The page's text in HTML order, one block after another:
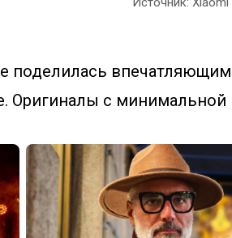
поделилась
Оригиналы с минимальной